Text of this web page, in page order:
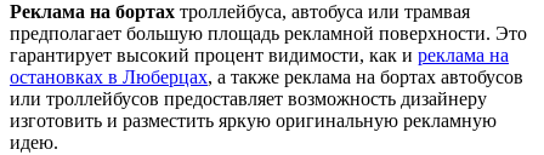
Реклама на бортах троллейбуса, автобуса или трамвая
предполагает большую площадь рекламной поверхности. Это
гарантирует высокий процент видимости, как и реклама на
остановках в Люберцах, а также реклама на бортах автобусов
или троллейбусов предоставляет возможность дизайнеру
изготовить и разместить яркую оригинальную рекламную
идею.